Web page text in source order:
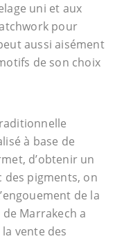
uni et aux
pour
aussi aisément
de son choix
à base de
d’obtenir un
des pigments, on
de la
Marrakech a
vente des